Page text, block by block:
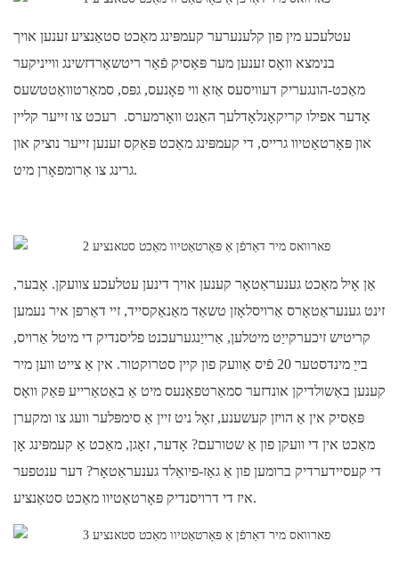
עטלעכע מין פון קלענערער קעמפּינג מאַכט סטאַנציע זענען אויך
בנימצא וואָס זענען מער פּאַסיק פֿאַר ריטשאַרדזשינג ווייניקער
מאַכט-הונגעריק דעוויסעס אַזאַ ווי פאָנעס, גפּס, סמאַרטוואַטטשעס
אָדער אפילו קריקאָנלאָדלעך האַנט וואָרמערס. רעכט צו זייער קליין
און פּאָרטאַטיוו גרייס, די קעמפּינג מאַכט פּאַקס זענען זייער נוציק און
גרינג צו אַרומפאָרן מיט.
אַן אָיל מאַכט גענעראַטאָר קענען אויך דינען עטלעכע צוועקן. אָבער,
זינט גענעראַטאָרס אַרויסלאָזן טשאַד מאַנאַקסייד, זיי דאַרפן איר נעמען
קריטיש זיכערקייַט מיטלען, אַרייַנגערעכנט פליסנדיק די מיטל אַרויס,
בייַ מינדסטער 20 פֿיס אַוועק פון קיין סטרוקטור. אין אַ צייט ווען מיר
קענען באַשולדיקן אונדזער סמאַרטפאָנעס מיט אַ באַטאַרייע פּאַק וואָס
פּאַסיק אין אַ הויזן קעשענע, זאָל ניט זיין אַ סימפּלער וועג צו ומקערן
מאַכט אין די וועקן פון אַ שטורעם? אָדער, זאָגן, מאַכט אַ קעמפּינג אָן
די קעסיידערדיק ברומען פון אַ גאַז-פיואַלד גענעראַטאָר? דער ענטפער
איז די דרויסנדיק פּאָרטאַטיוו מאַכט סטאַנציע.